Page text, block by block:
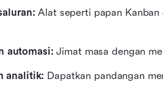
Alat seperti papan Kanban
automasi: Jimat masa dengan
analitik: Dapatkan pandangan